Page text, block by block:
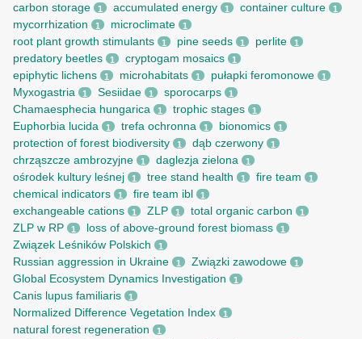
carbon storage 1 accumulated energy 1 container culture 1
mycorrhization 1 microclimate 1
root рlant growth stimulants 1 pine seeds 1 perlite 1
predatory beetles 1 cryptogam mosaics 1
epiphytic lichens 1 microhabitats 1 pułapki feromonowe 1
Myxogastria 1 Sesiidae 1 sporocarps 1
Chamaesphecia hungarica 1 trophic stages 1
Euphorbia lucida 1 trefa ochronna 1 bionomics 1
protection of forest biodiversity 1 dąb czerwony 1
chrząszcze ambrozyjne 1 daglezja zielona 1
ośrodek kultury leśnej 1 tree stand health 1 fire team 1
chemical indicators 1 fire team ibl 1
exchangeable cations 1 ZLP 1 total organic carbon 1
ZLP w RP 1 loss of above-ground forest biomass 1
Związek Leśników Polskich 1
Russian aggression in Ukraine 1 Związki zawodowe 1
Global Ecosystem Dynamics Investigation 1
Canis lupus familiaris 1
Normalized Difference Vegetation Index 1
natural forest regeneration 1